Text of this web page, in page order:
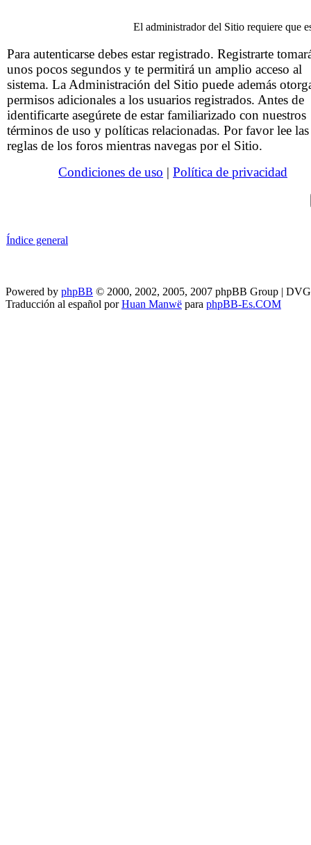
El administrador del Sitio requiere que
Para autenticarse debes estar registrado. Registrarte
unos pocos segundos y te permitirá un amplio acceso al
sistema. La Administración del Sitio puede además
permisos adicionales a los usuarios registrados. Antes de
identificarte asegúrete de estar familiarizado con nuestros
términos de uso y políticas relacionadas. Por favor lee las
reglas de los foros mientras navegas por el Sitio.
Condiciones de uso | Política de privacidad
Índice general
Powered by phpBB © 2000, 2002, 2005, 2007 phpBB Group |
Traducción al español porHuan Manwë para phpBB-Es.COM